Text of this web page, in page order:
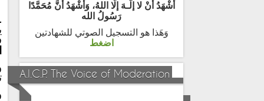
أَشْهَدُ أَنْ لا إلَـهَ إلَّا اللهُ، وَأَشْهَدُ أَنَّ مُحَمَّدًا
رَسُولُ الله
وَهَذا هو التسجيل الصوتي للشهادتين
اضغط
A.I.C.P. The Voice of Moderation